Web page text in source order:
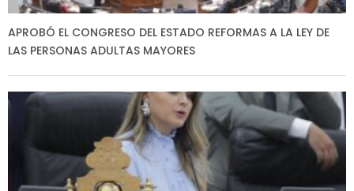
APROBÓ EL CONGRESO DEL ESTADO REFORMAS A LA LEY DE
LAS PERSONAS ADULTAS MAYORES